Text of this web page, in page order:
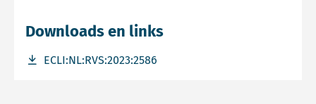
Downloads en links
ECLI:NL:RVS:2023:2586
Download bestand ECLI:NL:RVS:2023:2586